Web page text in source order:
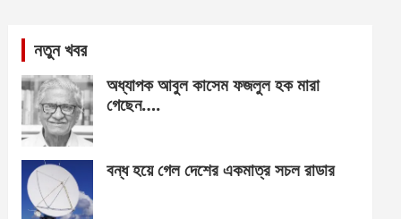
নতুন খবর
অধ্যাপক আবুল কাসেম ফজলুল হক মারা
গেছেন….
বন্ধ হয়ে গেল দেশের একমাত্র সচল রাডার